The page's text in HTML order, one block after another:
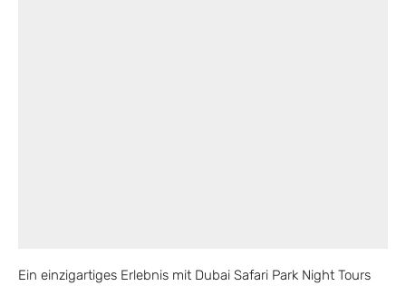
Ein einzigartiges Erlebnis mit Dubai Safari Park Night Tours